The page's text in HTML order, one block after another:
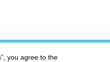
you agree to the